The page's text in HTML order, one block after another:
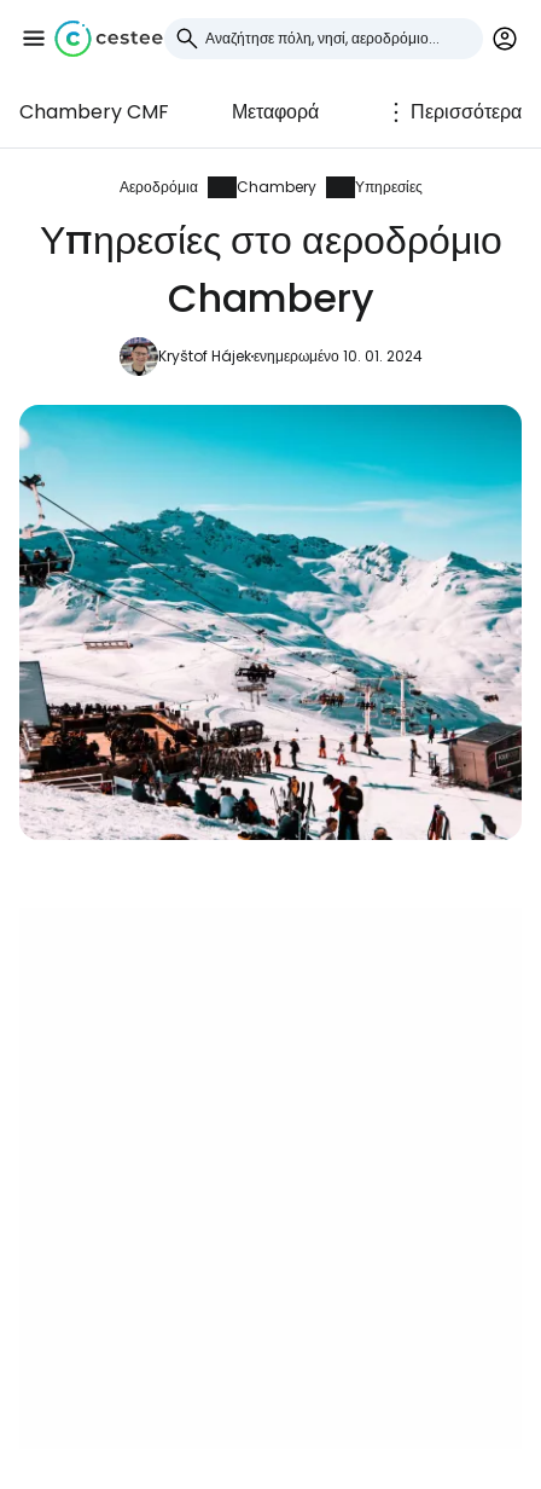
Chambery CMF Μεταφορά Περισσότερα
Αεροδρόμια Chambery Υπηρεσίες
Υπηρεσίες στο αεροδρόμιο
Chambery
Kryštof Hájekενημερωμένο 10. 01. 2024
Συνδεθείτε στο Cestee
... η παγκόσμια ταξιδιωτική κοινότητα
Συνεχίστε με την Google
Συνεχίστε με το Facebook
Συνεχίστε με email